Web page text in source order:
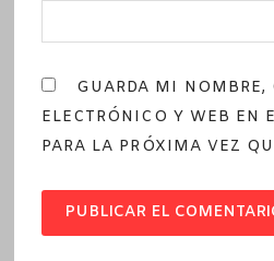
GUARDA MI NOMBRE,
ELECTRÓNICO Y WEB EN
PARA LA PRÓXIMA VEZ